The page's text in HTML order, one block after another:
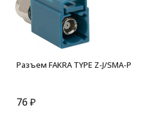
Разъем FAKRA TYPE Z-J/SMA-P
76₽